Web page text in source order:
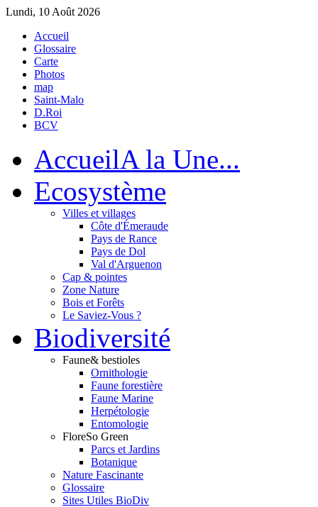
Lundi, 10 Août 2026
Accueil
Glossaire
Carte
Photos
map
Saint-Malo
D.Roi
BCV
AccueilA la Une...
Ecosystème
Villes et villages
Côte d'Émeraude
Pays de Rance
Pays de Dol
Val d'Arguenon
Cap & pointes
Zone Nature
Bois et Forêts
Le Saviez-Vous ?
Biodiversité
Faune& bestioles
Ornithologie
Faune forestière
Faune Marine
Herpétologie
Entomologie
FloreSo Green
Parcs et Jardins
Botanique
Nature Fascinante
Glossaire
Sites Utiles BioDiv